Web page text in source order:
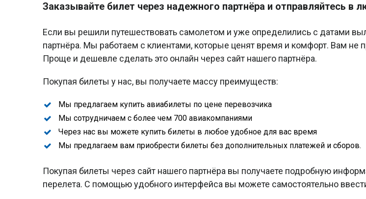
Заказывайте билет через надежного партнёра и отправляйтесь в
Если вы решили путешествовать самолетом и уже определились с датами
партнёра. Мы работаем с клиентами, которые ценят время и комфорт. Вам не
Проще и дешевле сделать это онлайн через сайт нашего партнёра.
Покупая билеты у нас, вы получаете массу преимуществ:
Мы предлагаем купить авиабилеты по цене перевозчика
Мы сотрудничаем с более чем 700 авиакомпаниями
Через нас вы можете купить билеты в любое удобное для вас время
Мы предлагаем вам приобрести билеты без дополнительных платежей и сборов.
Покупая билеты через сайт нашего партнёра вы получаете подробную
перелета. С помощью удобного интерфейса вы можете самостоятельно